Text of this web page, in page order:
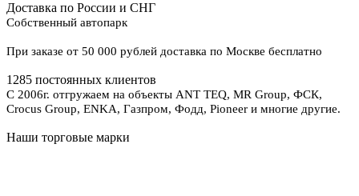
Доставка по России и СНГ
Собственный автопарк
При заказе от 50 000 рублей доставка по Москве бесплатно
1285 постоянных клиентов
С 2006г. отгружаем на объекты ANT TEQ, MR Group, ФСК,
Crocus Group, ENKA, Газпром, Фодд, Pioneer и многие другие.
Наши торговые марки